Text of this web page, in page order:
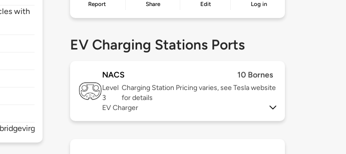
with
Report Share Edit Log in
EV Charging Stations Ports
NACS 10 Bornes
Level
3
Charging Station Pricing varies, see Tesla website
for details
EV Charger